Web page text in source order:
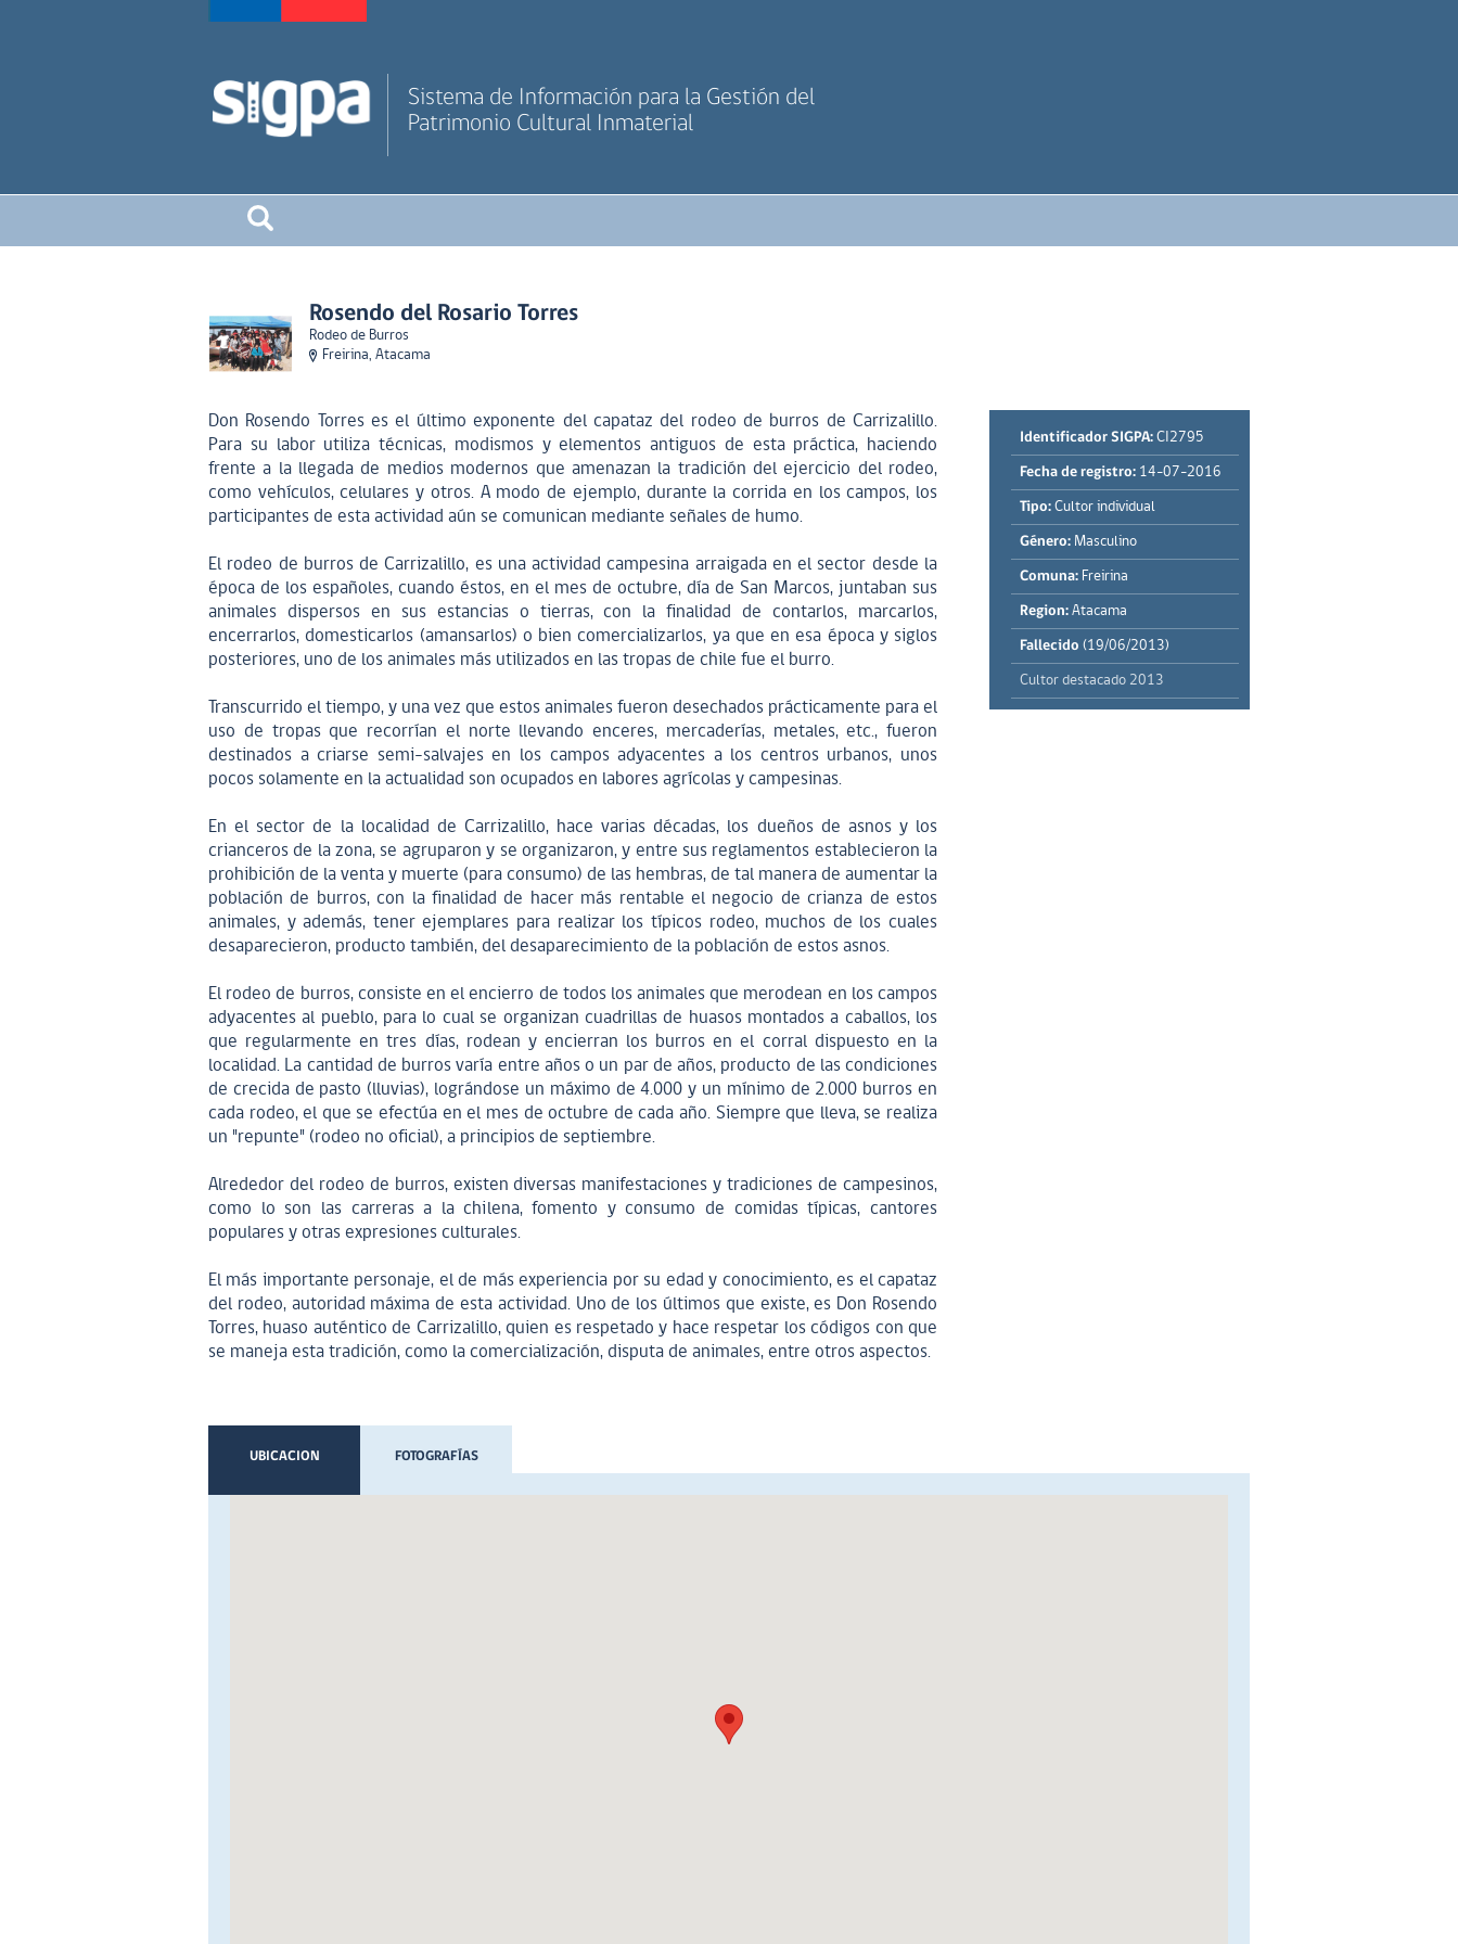
Sistema de Información para la Gestión del
Patrimonio Cultural Inmaterial
Rosendo del Rosario Torres
Rodeo de Burros
Freirina, Atacama
Don Rosendo Torres es el último exponente del capataz del rodeo de burros de Carrizalillo.
Para su labor utiliza técnicas, modismos y elementos antiguos de esta práctica, haciendo
frente a la llegada de medios modernos que amenazan la tradición del ejercicio del rodeo,
como vehículos, celulares y otros. A modo de ejemplo, durante la corrida en los campos, los
participantes de esta actividad aún se comunican mediante señales de humo.
El rodeo de burros de Carrizalillo, es una actividad campesina arraigada en el sector desde la
época de los españoles, cuando éstos, en el mes de octubre, día de San Marcos, juntaban sus
animales dispersos en sus estancias o tierras, con la finalidad de contarlos, marcarlos,
encerrarlos, domesticarlos (amansarlos) o bien comercializarlos, ya que en esa época y siglos
posteriores, uno de los animales más utilizados en las tropas de chile fue el burro.
Transcurrido el tiempo, y una vez que estos animales fueron desechados prácticamente para el
uso de tropas que recorrían el norte llevando enceres, mercaderías, metales, etc., fueron
destinados a criarse semi-salvajes en los campos adyacentes a los centros urbanos, unos
pocos solamente en la actualidad son ocupados en labores agrícolas y campesinas.
En el sector de la localidad de Carrizalillo, hace varias décadas, los dueños de asnos y los
crianceros de la zona, se agruparon y se organizaron, y entre sus reglamentos establecieron la
prohibición de la venta y muerte (para consumo) de las hembras, de tal manera de aumentar la
población de burros, con la finalidad de hacer más rentable el negocio de crianza de estos
animales, y además, tener ejemplares para realizar los típicos rodeo, muchos de los cuales
desaparecieron, producto también, del desaparecimiento de la población de estos asnos.
El rodeo de burros, consiste en el encierro de todos los animales que merodean en los campos
adyacentes al pueblo, para lo cual se organizan cuadrillas de huasos montados a caballos, los
que regularmente en tres días, rodean y encierran los burros en el corral dispuesto en la
localidad. La cantidad de burros varía entre años o un par de años, producto de las condiciones
de crecida de pasto (lluvias), lográndose un máximo de 4.000 y un mínimo de 2.000 burros en
cada rodeo, el que se efectúa en el mes de octubre de cada año. Siempre que lleva, se realiza
un "repunte" (rodeo no oficial), a principios de septiembre.
Alrededor del rodeo de burros, existen diversas manifestaciones y tradiciones de campesinos,
como lo son las carreras a la chilena, fomento y consumo de comidas típicas, cantores
populares y otras expresiones culturales.
El más importante personaje, el de más experiencia por su edad y conocimiento, es el capataz
del rodeo, autoridad máxima de esta actividad. Uno de los últimos que existe, es Don Rosendo
Torres, huaso auténtico de Carrizalillo, quien es respetado y hace respetar los códigos con que
se maneja esta tradición, como la comercialización, disputa de animales, entre otros aspectos.
Identificador SIGPA: CI2795
Fecha de registro: 14-07-2016
Tipo: Cultor individual
Género: Masculino
Comuna: Freirina
Region: Atacama
Fallecido (19/06/2013)
Cultor destacado 2013
UBICACION FOTOGRAFÍAS